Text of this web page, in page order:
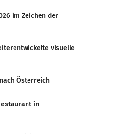
im Zeichen der
visuelle
Österreich
in